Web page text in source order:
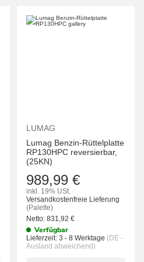
LUMAG
Lumag Benzin-Rüttelplatte
RP130HPC reversierbar,
(25KN)
989,99 €
inkl. 19% USt.
Versandkostenfreie Lieferung
(Palette)
Netto: 831,92 €
Verfügbar
Lieferzeit: 3 - 8 Werktage (DE -
Ausland abweichend)